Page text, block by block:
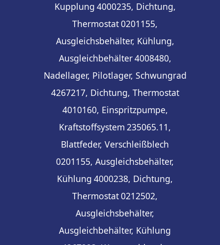
Kupplung 4000235, Dichtung,
Thermostat0201155,
Ausgleichsbehälter, Kühlung,
Ausgleichbehälter4008480,
Nadellager, Pilotlager, Schwungrad
4267217, Dichtung, Thermostat
4010160, Einspritzpumpe,
Kraftstoffsystem 235065.11,
Blattfeder, Verschleißblech
0201155, Ausgleichsbehälter,
Kühlung 4000238, Dichtung,
Thermostat0212502,
Ausgleichsbehälter,
Ausgleichbehälter, Kühlung